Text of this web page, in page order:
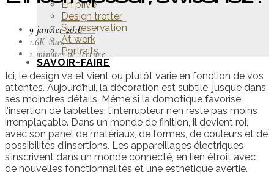
En privé
Design trotter
Sur réservation
At work
Portraits
SAVOIR-FAIRE
9 janvier 2016
1.6K vues
2 minutes de lecture
Ici, le design va et vient ou plutôt varie en fonction de vos
attentes. Aujourd’hui, la décoration est subtile, jusque dans
ses moindres détails. Même si la domotique favorise
l’insertion de tablettes, l’interrupteur n’en reste pas moins
irremplaçable. Dans un monde de finition, il devient roi,
avec son panel de matériaux, de formes, de couleurs et de
possibilités d’insertions. Les appareillages électriques
s’inscrivent dans un monde connecté, en lien étroit avec
de nouvelles fonctionnalités et une esthétique avertie.